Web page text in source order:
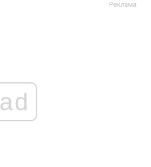
Реклама
ad